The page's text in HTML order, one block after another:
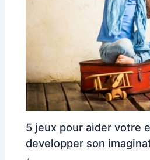
5 jeux pour aider votre
developper son